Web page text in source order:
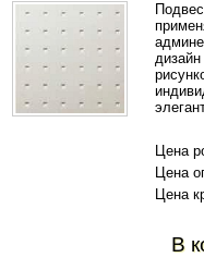
Цена
Цена
Цена
В